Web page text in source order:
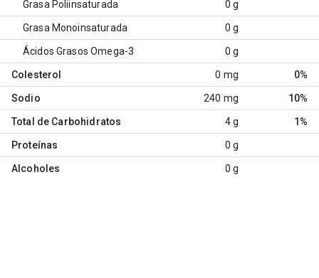
Grasa Poliinsaturada 0 g
Grasa Monoinsaturada 0 g
Ácidos Grasos Omega-3 0 g
Colesterol 0 mg 0%
Sodio 240 mg 10%
Total de Carbohidratos 4 g 1%
Proteínas 0 g
Alcoholes 0 g